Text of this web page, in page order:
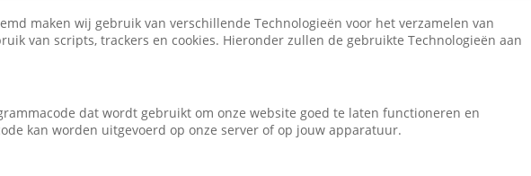
maken wij gebruik van verschillende Technologieën voor het verzamelen van
van scripts, trackers en cookies. Hieronder zullen de gebruikte Technologieën aan
dat wordt gebruikt om onze website goed te laten functioneren en
kan worden uitgevoerd op onze server of op jouw apparatuur.